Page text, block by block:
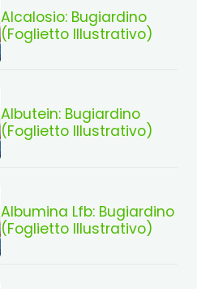
Alcalosio: Bugiardino
(Foglietto Illustrativo)
Albutein: Bugiardino
(Foglietto Illustrativo)
Albumina Lfb: Bugiardino
(Foglietto Illustrativo)